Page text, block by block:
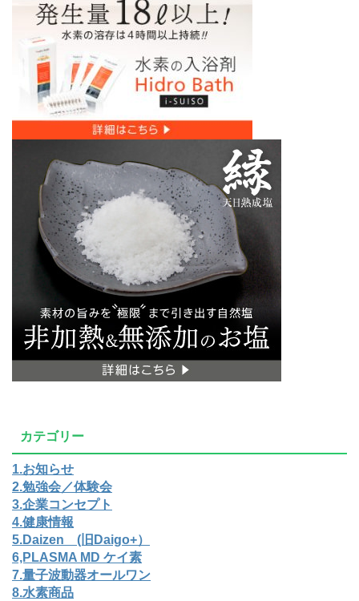
カテゴリー
1.お知らせ
2.勉強会／体験会
3.企業コンセプト
4.健康情報
5.Daizen (旧Daigo+）
6,PLASMA MD ケイ素
7.量子波動器オールワン
8.水素商品